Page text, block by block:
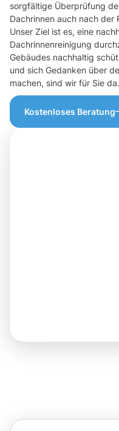
sorgfältige Überprüfung
Dachrinnen auch nach der
Unser Ziel ist es, eine
Dachrinnenreinigung
Gebäudes nachhaltig
und sich Gedanken über
machen, sind wir für Sie
Kostenloses Beratung